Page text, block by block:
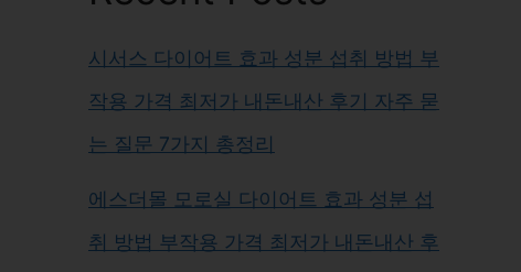
시서스 다이어트 효과 성분 섭취 방법 부
작용 가격 최저가 내돈내산 후기 자주 묻
는 질문 7가지 총정리
에스더몰 모로실 다이어트 효과 성분 섭
취 방법 부작용 가격 최저가 내돈내산 후